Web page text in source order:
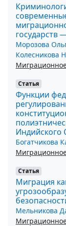
государств
Морозова
Колесникова
Статья
Функции
Индийского
Богатчикова
Статья
Миграция
Мельникова